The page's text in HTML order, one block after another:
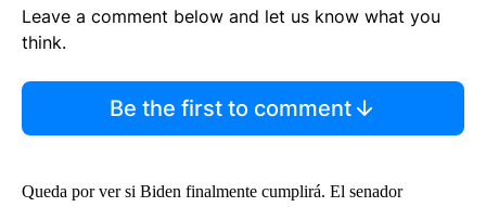
Leave a comment below and let us know what you
think.
Be the first to comment
Queda por ver si Biden finalmente cumplirá. El senador